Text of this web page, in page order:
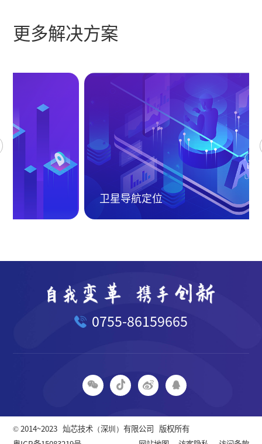
更多解决方案
0755-86159665
© 2014~2023灿芯技术（深圳）有限公司
版权所有